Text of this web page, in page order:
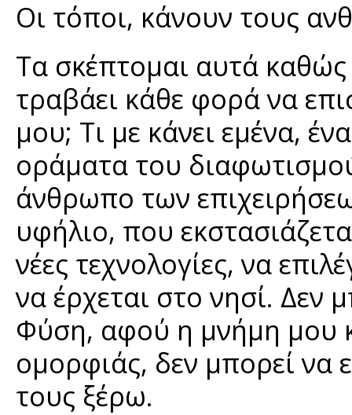
Οι τόποι, κάνουν τους
Τα σκέπτομαι αυτά
τραβάει κάθε φορά να
μου; Τι με κάνει εμένα,
οράματα του
άνθρωπο των
υφήλιο, που
νέες τεχνολογίες, να
να έρχεται στο νησί. Δεν
Φύση, αφού η μνήμη μου
ομορφιάς, δεν μπορεί να
τους ξέρω.